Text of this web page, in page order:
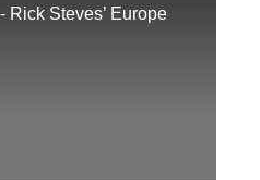
Rick Steves’ Europe